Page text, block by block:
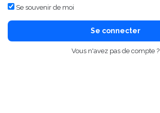
Se souvenir de moi
Se connecter
Vous n'avez pas de compte ?